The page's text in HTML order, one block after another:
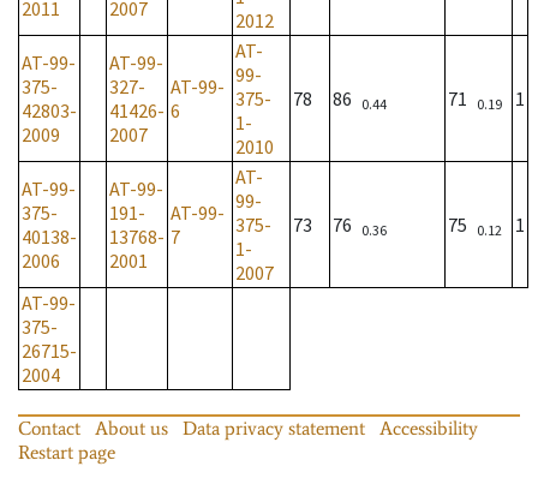
2011
2007
2012
AT-99-
375-
42803-
2009
AT-99-
327-
41426-
2007
AT-99-
6
AT-
99-
375-
1-
2010
78 86 0.44 71 0.19 1
AT-99-
375-
40138-
2006
AT-99-
191-
13768-
2001
AT-99-
7
AT-
99-
375-
1-
2007
73 76 0.36 75 0.12 1
AT-99-
375-
26715-
2004
Contact About us Data privacy statement
Accessibility
Restart page